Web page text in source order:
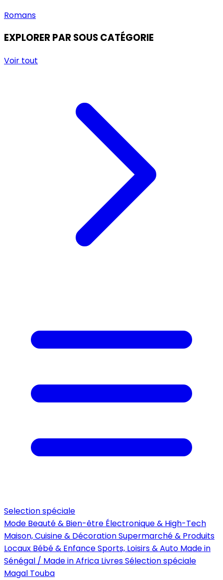
Romans
EXPLORER PAR SOUS CATÉGORIE
Voir tout
Selection spéciale
Mode Beauté & Bien-être Électronique & High-Tech
Maison, Cuisine & DécorationSupermarché & Produits
Locaux Bébé & EnfanceSports, Loisirs & Auto Made in
Sénégal / Made in Africa LivresSélection spéciale
Magal Touba